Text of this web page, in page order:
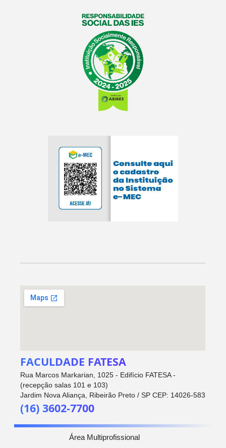
FACULDADE FATESA
Rua Marcos Markarian, 1025 - Edifício FATESA -
(recepção salas 101 e 103)
Jardim Nova Aliança, Ribeirão Preto / SP CEP: 14026-583
(16) 3602-7700
Área Multiprofissional